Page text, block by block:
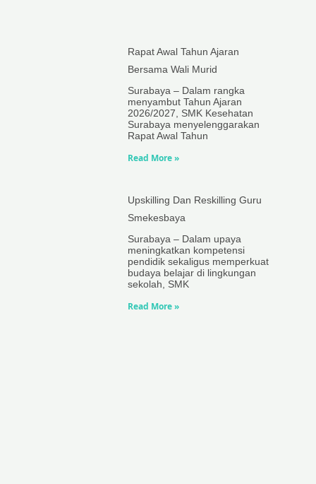
Rapat Awal Tahun Ajaran
Bersama Wali Murid
Surabaya – Dalam rangka
menyambut Tahun Ajaran
2026/2027, SMK Kesehatan
Surabaya menyelenggarakan
Rapat Awal Tahun
Read More »
Upskilling Dan Reskilling Guru
Smekesbaya
Surabaya – Dalam upaya
meningkatkan kompetensi
pendidik sekaligus memperkuat
budaya belajar di lingkungan
sekolah, SMK
Read More »